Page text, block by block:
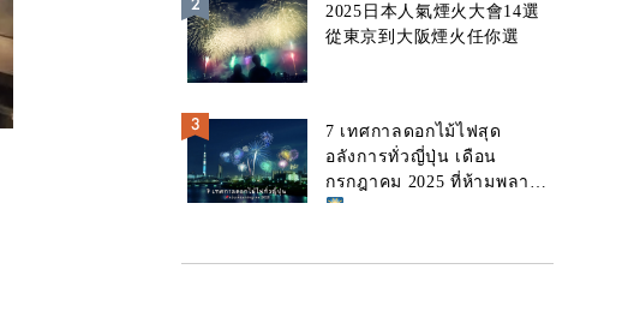
2025日本人氣煙火大會14選
從東京到大阪煙火任你選
7 เทศกาลดอกไม้ไฟสุด
อลังการทั่วญี่ปุ่น เดือน
กรกฎาคม 2025 ที่ห้ามพลาด!